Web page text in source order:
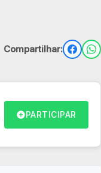
Compartilhar:
PARTICIPAR